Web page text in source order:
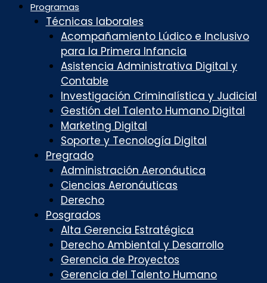
Programas
Técnicas laborales
Acompañamiento Lúdico e Inclusivo
para la Primera Infancia
Asistencia Administrativa Digital y
Contable
Investigación Criminalística y Judicial
Gestión del Talento Humano Digital
Marketing Digital
Soporte y Tecnología Digital
Pregrado
Administración Aeronáutica
Ciencias Aeronáuticas
Derecho
Posgrados
Alta Gerencia Estratégica
Derecho Ambiental y Desarrollo
Gerencia de Proyectos
Gerencia del Talento Humano